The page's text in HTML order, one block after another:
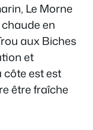
Le Morne
en
aux Biches
et
côte est est
être fraîche